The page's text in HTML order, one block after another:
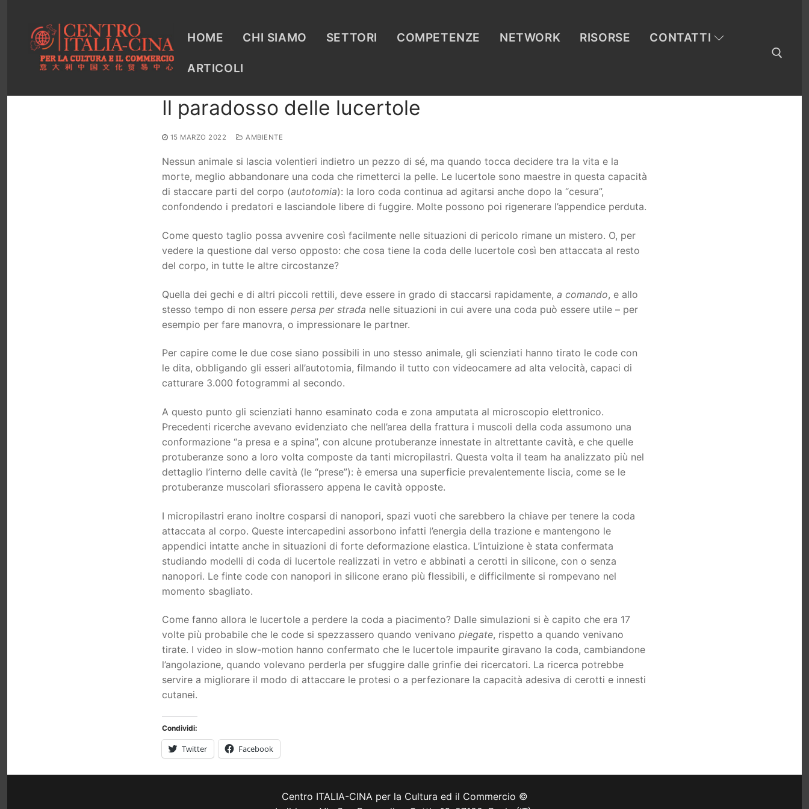
contenuto
HOME CHI SIAMO SETTORI COMPETENZE NETWORK RISORSE CONTATTI
ARTICOLI
Il paradosso delle lucertole
15 MARZO 2022 AMBIENTE
Nessun animale si lascia volentieri indietro un pezzo di sé, ma quando tocca decidere tra la vita e la
morte, meglio abbandonare una coda che rimetterci la pelle. Le lucertole sono maestre in questa capacità
di staccare parti del corpo (autotomia): la loro coda continua ad agitarsi anche dopo la “cesura”,
confondendo i predatori e lasciandole libere di fuggire. Molte possono poi rigenerare l’appendice perduta.
Come questo taglio possa avvenire così facilmente nelle situazioni di pericolo rimane un mistero. O, per
vedere la questione dal verso opposto: che cosa tiene la coda delle lucertole così ben attaccata al resto
del corpo, in tutte le altre circostanze?
Quella dei gechi e di altri piccoli rettili, deve essere in grado di staccarsi rapidamente, a comando, e allo
stesso tempo di non esserepersa per strada nelle situazioni in cui avere una coda può essere utile – per
esempio per fare manovra, o impressionare le partner.
Per capire come le due cose siano possibili in uno stesso animale, gli scienziati hanno tirato le code con
le dita, obbligando gli esseri all’autotomia, filmando il tutto con videocamere ad alta velocità, capaci di
catturare 3.000 fotogrammi al secondo.
A questo punto gli scienziati hanno esaminato coda e zona amputata al microscopio elettronico.
Precedenti ricerche avevano evidenziato che nell’area della frattura i muscoli della coda assumono una
conformazione “a presa e a spina”, con alcune protuberanze innestate in altrettante cavità, e che quelle
protuberanze sono a loro volta composte da tanti micropilastri. Questa volta il team ha analizzato più nel
dettaglio l’interno delle cavità (le “prese”): è emersa una superficie prevalentemente liscia, come se le
protuberanze muscolari sfiorassero appena le cavità opposte.
I micropilastri erano inoltre cosparsi di nanopori, spazi vuoti che sarebbero la chiave per tenere la coda
attaccata al corpo. Queste intercapedini assorbono infatti l’energia della trazione e mantengono le
appendici intatte anche in situazioni di forte deformazione elastica. L’intuizione è stata confermata
studiando modelli di coda di lucertole realizzati in vetro e abbinati a cerotti in silicone, con o senza
nanopori. Le finte code con nanopori in silicone erano più flessibili, e difficilmente si rompevano nel
momento sbagliato.
Come fanno allora le lucertole a perdere la coda a piacimento? Dalle simulazioni si è capito che era 17
volte più probabile che le code si spezzassero quando venivano piegate, rispetto a quando venivano
tirate. I video in slow-motion hanno confermato che le lucertole impaurite giravano la coda, cambiandone
l’angolazione, quando volevano perderla per sfuggire dalle grinfie dei ricercatori. La ricerca potrebbe
servire a migliorare il modo di attaccare le protesi o a perfezionare la capacità adesiva di cerotti e innesti
cutanei.
Condividi:
Twitter Facebook
Centro ITALIA-CINA per la Cultura ed il Commercio ©